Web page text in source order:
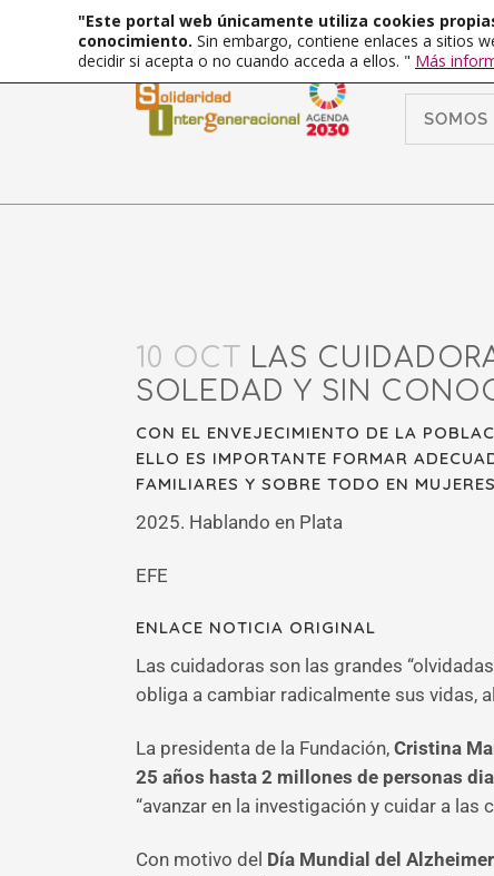
SOMOS
10 OCT
LAS
SOLEDAD Y SIN
CON EL ENVEJECIMIENTO DE LA
ELLO ES IMPORTANTE FORMAR
FAMILIARES Y SOBRE TODO EN
2025. Hablando en Plata
EFE
ENLACE NOTICIA ORIGINAL
Las cuidadoras son las grandes
obliga a cambiar radicalmente sus vidas,
La presidenta de la Fundación, Cristina
25 años hasta 2 millones de personas
“avanzar en la investigación y cuidar a las
Con motivo del Día Mundial del Alzheimer
"Este portal web únicamente utiliza cookies
conocimiento. Sin embargo, contiene enlaces a sitios
decidir si acepta o no cuando acceda a ellos. " Más